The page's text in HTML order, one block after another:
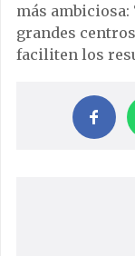
más ambiciosa:
grandes
faciliten los